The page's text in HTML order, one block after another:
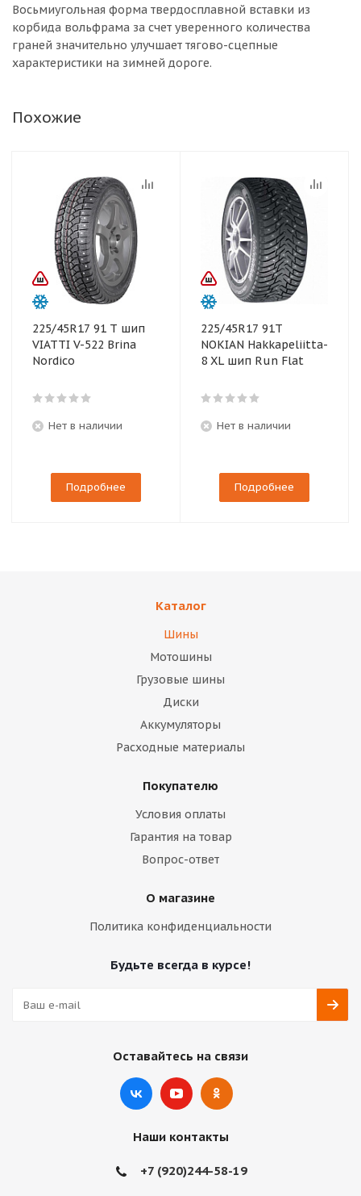
Восьмиугольная форма твердосплавной вставки из
корбида вольфрама за счет уверенного количества
граней значительно улучшает тягово-сцепные
характеристики на зимней дороге.
Похожие
225/45R17 91 T шип
VIATTI V-522 Brina
Nordico
Нет в наличии
Подробнее
225/45R17 91T
NOKIAN Hakkapeliitta-
8 XL шип Run Flat
Нет в наличии
Подробнее
Каталог
Шины
Мотошины
Грузовые шины
Диски
Аккумуляторы
Расходные материалы
Покупателю
Условия оплаты
Гарантия на товар
Вопрос-ответ
О магазине
Политика конфиденциальности
Будьте всегда в курсе!
Оставайтесь на связи
Наши контакты
+7 (920)244-58-19